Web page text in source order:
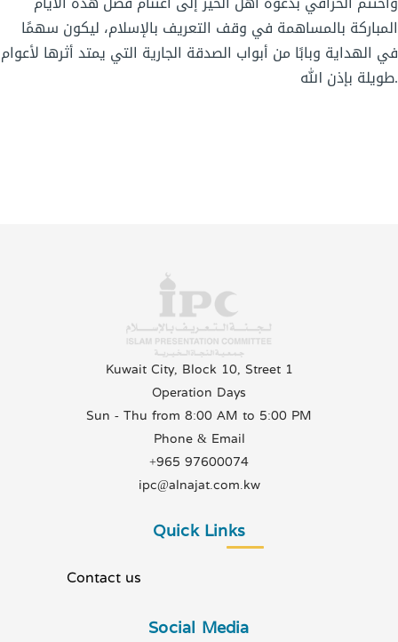
المباركة بالمساهمة في وقف التعريف بالإسلام، ليكون سهمًا
في الهداية وبابًا من أبواب الصدقة الجارية التي يمتد أثرها لأعوام
طويلة بإذن الله.
Kuwait City, Block 10, Street 1
Operation Days
Sun - Thu from 8:00 AM to 5:00 PM
Phone & Email
+965 97600074
ipc@alnajat.com.kw
Quick Links
Contact us
Social Media